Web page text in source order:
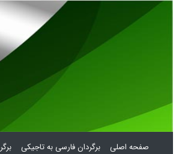
صفحه اصلی
(current) برگردان فارسی به تاجیکی